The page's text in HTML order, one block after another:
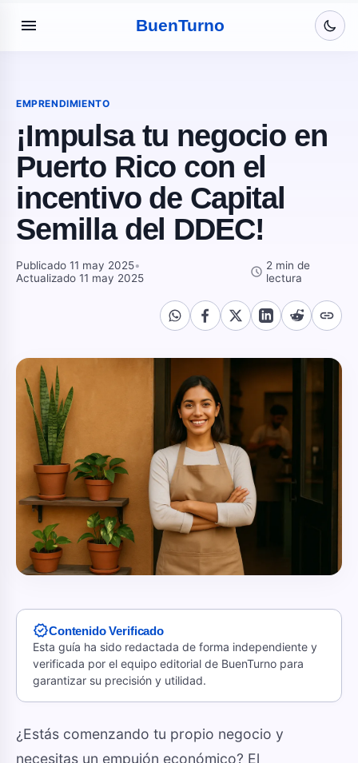
menu BuenTurno
EMPRENDIMIENTO
¡Impulsa tu negocio en
Puerto Rico con el
incentivo de Capital
Semilla del DDEC!
Publicado 11 may 2025•
Actualizado 11 may 2025
schedule 2 min de
lectura
link
verifiedContenido Verificado
Esta guía ha sido redactada de forma independiente y
verificada por el equipo editorial de BuenTurno para
garantizar su precisión y utilidad.
¿Estás comenzando tu propio negocio y
necesitas un empujón económico? El